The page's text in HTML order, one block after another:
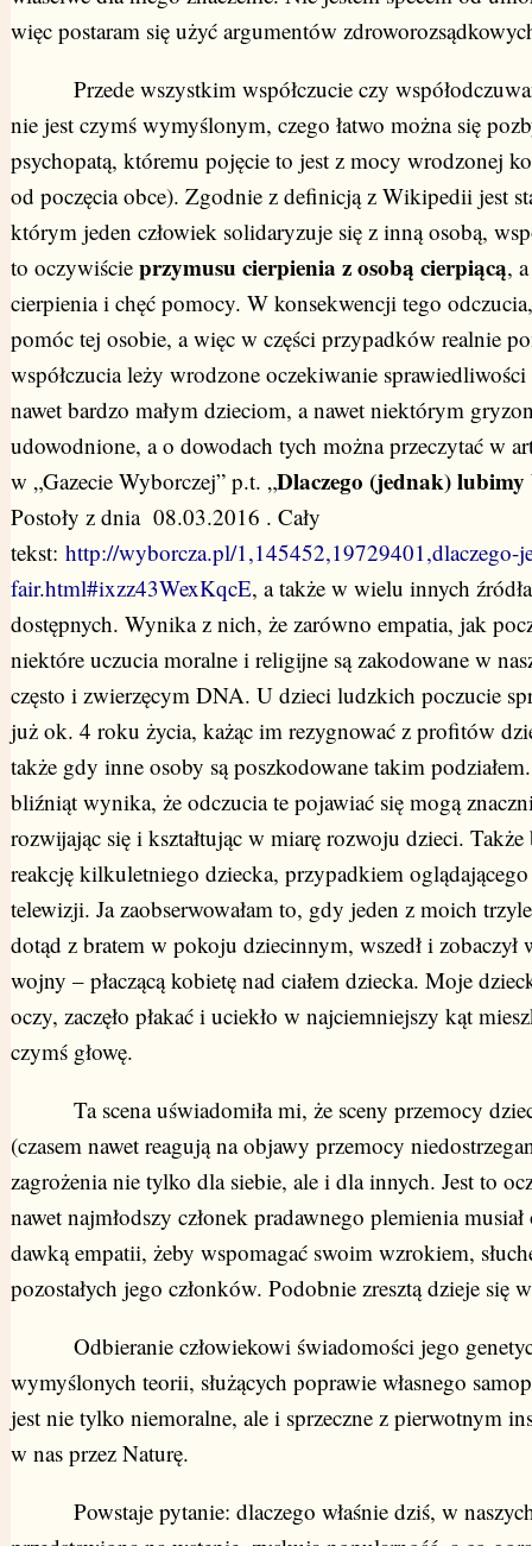
więc postaram się użyć argumentów
Przede wszystkim współczucie czy
nie jest czymś wymyślonym, czego łatwo można się
psychopatą, któremu pojęcie to jest z mocy wrodzonej
od poczęcia obce). Zgodnie z definicją z Wikipedii jest
którym jeden człowiek solidaryzuje się z inną osobą,
to oczywiście przymusu cierpienia z osobą cierpiącą,
cierpienia i chęć pomocy. W konsekwencji tego
pomóc tej osobie, a więc w części przypadków realnie
współczucia leży wrodzone oczekiwanie sprawiedliwości
nawet bardzo małym dzieciom, a nawet niektórym
udowodnione, a o dowodach tych można przeczytać w
w „Gazecie Wyborczej” p.t. „Dlaczego (jednak)
Postoły z dnia 08.03.2016 . Cały
tekst: http://wyborcza.pl/1,145452,19729401,dlaczego-
fair.html#ixzz43WexKqcE, a także w wielu innych
dostępnych. Wynika z nich, że zarówno empatia, jak
niektóre uczucia moralne i religijne są zakodowane w
często i zwierzęcym DNA. U dzieci ludzkich poczucie
już ok. 4 roku życia, każąc im rezygnować z profitów
także gdy inne osoby są poszkodowane takim
bliźniąt wynika, że odczucia te pojawiać się mogą
rozwijając się i kształtując w miarę rozwoju dzieci.
reakcję kilkuletniego dziecka, przypadkiem
telewizji. Ja zaobserwowałam to, gdy jeden z moich
dotąd z bratem w pokoju dziecinnym, wszedł i zobaczył
wojny – płaczącą kobietę nad ciałem dziecka. Moje
oczy, zaczęło płakać i uciekło w najciemniejszy kąt
czymś głowę.
Ta scena uświadomiła mi, że sceny przemocy
(czasem nawet reagują na objawy przemocy
zagrożenia nie tylko dla siebie, ale i dla innych. Jest to
nawet najmłodszy członek pradawnego plemienia
dawką empatii, żeby wspomagać swoim wzrokiem,
pozostałych jego członków. Podobnie zresztą dzieje się
Odbieranie człowiekowi świadomości jego
wymyślonych teorii, służących poprawie własnego
jest nie tylko niemoralne, ale i sprzeczne z pierwotnym
w nas przez Naturę.
Powstaje pytanie: dlaczego właśnie dziś, w naszych